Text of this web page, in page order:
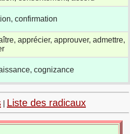
confirmation
apprécier, approuver, admettre,
cognizance
Liste des radicaux